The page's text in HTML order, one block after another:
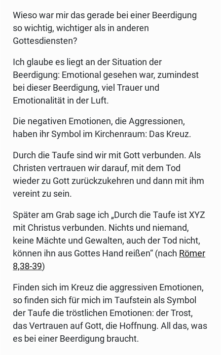
Wieso war mir das gerade bei einer Beerdigung
so wichtig, wichtiger als in anderen
Gottesdiensten?
Ich glaube es liegt an der Situation der
Beerdigung: Emotional gesehen war, zumindest
bei dieser Beerdigung, viel Trauer und
Emotionalität in der Luft.
Die negativen Emotionen, die Aggressionen,
haben ihr Symbol im Kirchenraum: Das Kreuz.
Durch die Taufe sind wir mit Gott verbunden. Als
Christen vertrauen wir darauf, mit dem Tod
wieder zu Gott zurückzukehren und dann mit ihm
vereint zu sein.
Später am Grab sage ich „Durch die Taufe ist XYZ
mit Christus verbunden. Nichts und niemand,
keine Mächte und Gewalten, auch der Tod nicht,
können ihn aus Gottes Hand reißen“ (nach Römer
8,38-39)
Finden sich im Kreuz die aggressiven Emotionen,
so finden sich für mich im Taufstein als Symbol
der Taufe die tröstlichen Emotionen: der Trost,
das Vertrauen auf Gott, die Hoffnung. All das, was
es bei einer Beerdigung braucht.